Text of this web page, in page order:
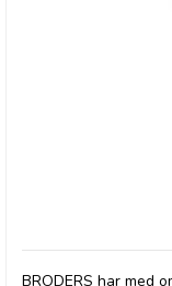
BRODERS har med